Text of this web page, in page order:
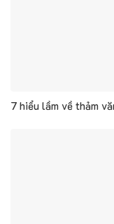
7 hiểu lầm về thảm